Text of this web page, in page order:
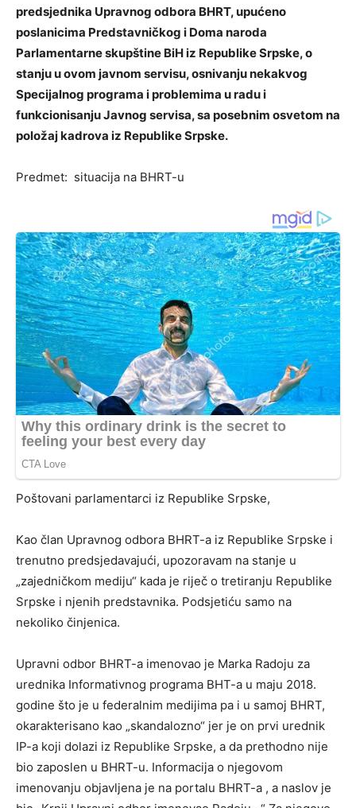
predsjednika Upravnog odbora BHRT, upućeno
poslanicima Predstavničkog i Doma naroda
Parlamentarne skupštine BiH iz Republike Srpske, o
stanju u ovom javnom servisu, osnivanju nekakvog
Specijalnog programa i problemima u radu i
funkcionisanju Javnog servisa, sa posebnim osvetom na
položaj kadrova iz Republike Srpske.
Predmet: situacija na BHRT-u
Poštovani parlamentarci iz Republike Srpske,
Kao član Upravnog odbora BHRT-a iz Republike Srpske i
trenutno predsjedavajući, upozoravam na stanje u
„zajedničkom mediju“ kada je riječ o tretiranju Republike
Srpske i njenih predstavnika. Podsjetiću samo na
nekoliko činjenica.
Upravni odbor BHRT-a imenovao je Marka Radoju za
urednika Informativnog programa BHT-a u maju 2018.
godine što je u federalnim medijima pa i u samoj BHRT,
okarakterisano kao „skandalozno“ jer je on prvi urednik
IP-a koji dolazi iz Republike Srpske, a da prethodno nije
bio zaposlen u BHRT-u. Informacija o njegovom
imenovanju objavljena je na portalu BHRT-a , a naslov je